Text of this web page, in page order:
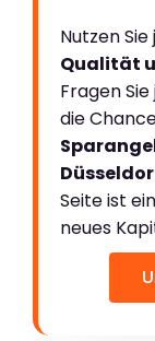
Nutzen
Qualität
Fragen
die
Seite ist
neues